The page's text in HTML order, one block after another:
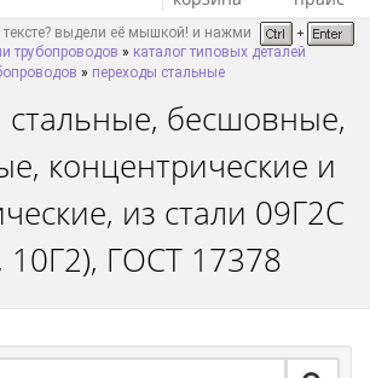
выдели её мышкой! и нажми
трубопроводов » каталог типовых деталей
» переходы стальные
бесшовные,
концентрические и
из стали 09Г2С
10Г2), ГОСТ 17378